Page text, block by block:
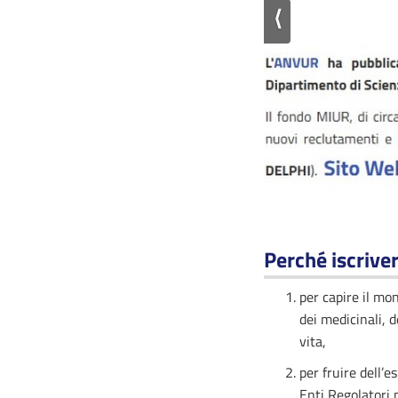
⟨
Perché
per capire il
dei medicinali,
vita,
per fruire